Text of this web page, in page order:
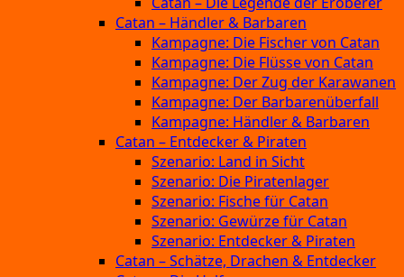
Catan – Händler & Barbaren
Kampagne: Die Fischer von Catan
Kampagne: Die Flüsse von Catan
Kampagne: Der Zug der Karawanen
Kampagne: Der Barbarenüberfall
Kampagne: Händler & Barbaren
Catan – Entdecker & Piraten
Szenario: Land in Sicht
Szenario: Die Piratenlager
Szenario: Fische für Catan
Szenario: Gewürze für Catan
Szenario: Entdecker & Piraten
Catan – Schätze, Drachen & Entdecker